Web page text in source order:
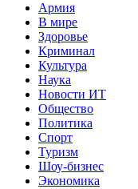
Армия
В мире
Здоровье
Криминал
Культура
Наука
Новости ИТ
Общество
Политика
Спорт
Туризм
Шоу-бизнес
Экономика